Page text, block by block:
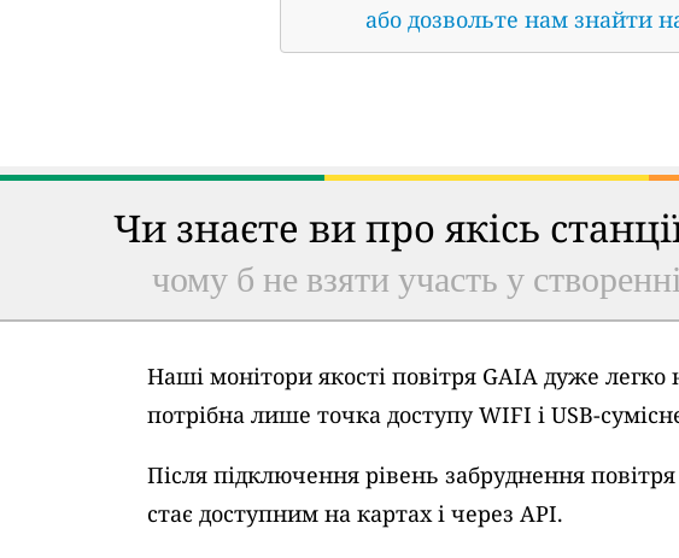
або дозвольте нам знайти
Чи знаєте ви про якісь
чому б не взяти участь у
Наші монітори якості повітря GAIA дуже
потрібна лише точка доступу WIFI і USB-
Після підключення рівень забруднення
стає доступним на картах і через API.